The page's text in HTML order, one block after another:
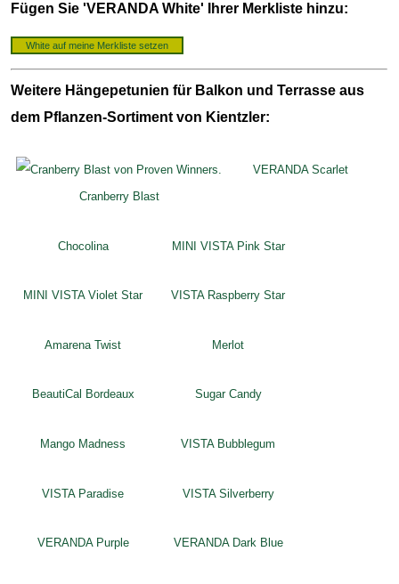
Fügen Sie 'VERANDA White' Ihrer Merkliste hinzu:
Weitere Hängepetunien für Balkon und Terrasse aus
dem Pflanzen-Sortiment von Kientzler:
Cranberry Blast
VERANDA Scarlet
Chocolina MINI VISTA Pink Star
MINI VISTA Violet Star VISTA Raspberry Star
Amarena Twist Merlot
BeautiCal Bordeaux Sugar Candy
Mango Madness VISTA Bubblegum
VISTA Paradise VISTA Silverberry
VERANDA Purple VERANDA Dark Blue